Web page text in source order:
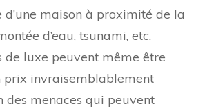
maison à proximité de la
d’eau, tsunami, etc.
de luxe peuvent même être
prix invraisemblablement
des menaces qui peuvent